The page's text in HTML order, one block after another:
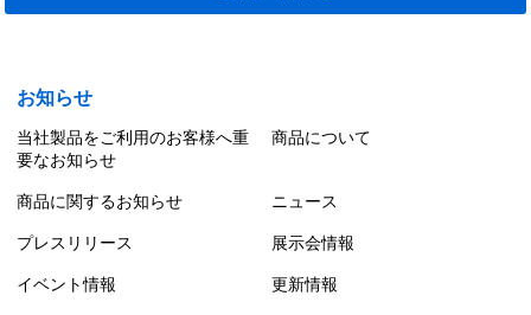
お知らせ
当社製品をご利用のお客様へ重
要なお知らせ
商品について
商品に関するお知らせ ニュース
プレスリリース 展示会情報
イベント情報 更新情報